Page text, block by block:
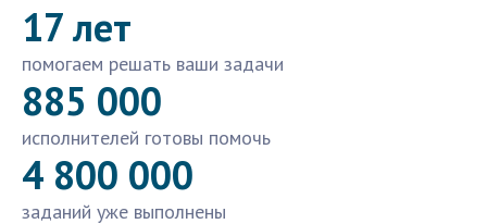
17 лет
помогаем решать ваши задачи
885 000
исполнителей готовы помочь
4 800 000
заданий уже выполнены